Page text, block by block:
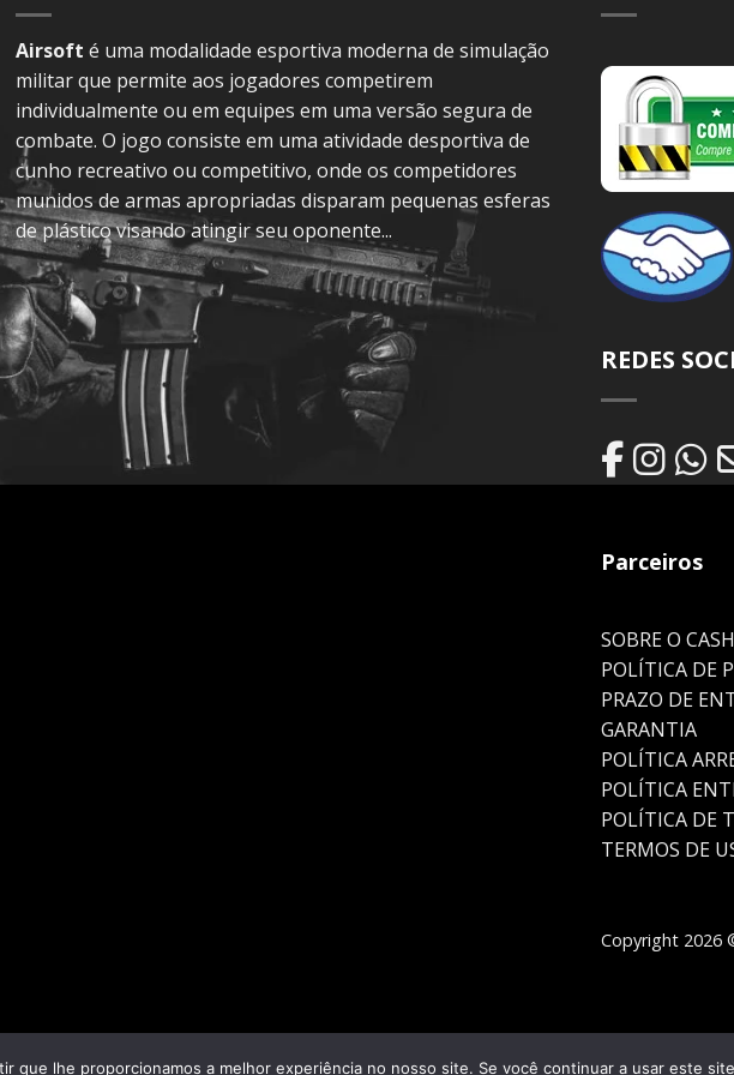
Airsoft é uma modalidade esportiva moderna de simulação
militar que permite aos jogadores competirem
individualmente ou em equipes em uma versão segura de
combate. O jogo consiste em uma atividade desportiva de
cunho recreativo ou competitivo, onde os competidores
munidos de armas apropriadas disparam pequenas esferas
de plástico visando atingir seu oponente...
REDES
Parceiros
SOBRE O
POLÍTICA DE
PRAZO DE
GARANTIA
POLÍTICA
POLÍTICA
POLÍTICA DE
TERMOS DE
Copyright 2026
que lhe proporcionamos a melhor experiência no nosso site. Se você continuar a usar este